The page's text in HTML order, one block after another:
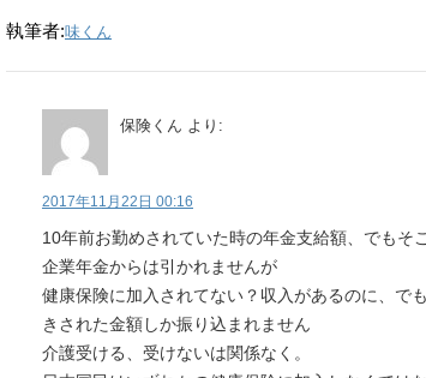
執筆者:味くん
保険くん より:
2017年11月22日 00:16
10年前お勤めされていた時の年金支給額、でもそ
企業年金からは引かれませんが
健康保険に加入されてない？収入があるのに、で
きされた金額しか振り込まれません
介護受ける、受けないは関係なく。